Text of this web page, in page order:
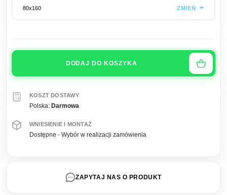
80x160 ZMIEŃ
DODAJ DO KOSZYKA
KOSZT DOSTAWY
Polska: Darmowa
WNIESIENIE I MONTAŻ
Dostępne - Wybór w realizacji zamówienia
ZAPYTAJ NAS O PRODUKT